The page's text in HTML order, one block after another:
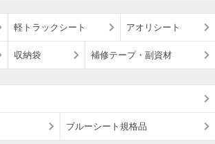
軽トラックシート アオリシート
収納袋 補修テープ・副資材
ブルーシート規格品